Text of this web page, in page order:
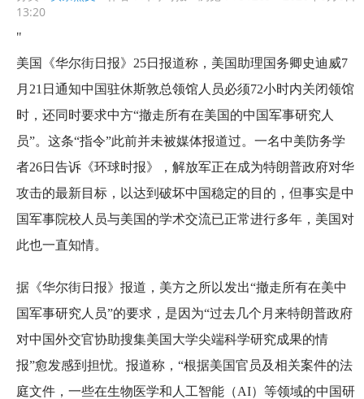
13:20
"
美国《华尔街日报》25日报道称，美国助理国务卿史迪威7
月21日通知中国驻休斯敦总领馆人员必须72小时内关闭领馆
时，还同时要求中方“撤走所有在美国的中国军事研究人
员”。这条“指令”此前并未被媒体报道过。一名中美防务学
者26日告诉《环球时报》，解放军正在成为特朗普政府对华
攻击的最新目标，以达到破坏中国稳定的目的，但事实是中
国军事院校人员与美国的学术交流已正常进行多年，美国对
此也一直知情。
据《华尔街日报》报道，美方之所以发出“撤走所有在美中
国军事研究人员”的要求，是因为“过去几个月来特朗普政府
对中国外交官协助搜集美国大学尖端科学研究成果的情
报”愈发感到担忧。报道称，“根据美国官员及相关案件的法
庭文件，一些在生物医学和人工智能（AI）等领域的中国研